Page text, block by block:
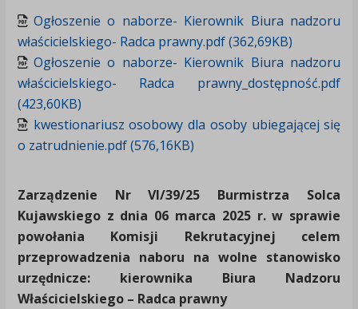
Ogłoszenie o naborze- Kierownik Biura nadzoru
właścicielskiego- Radca prawny.pdf (362,69KB)
Ogłoszenie o naborze- Kierownik Biura nadzoru
właścicielskiego- Radca prawny_dostępność.pdf
(423,60KB)
kwestionariusz osobowy dla osoby ubiegającej się
o zatrudnienie.pdf (576,16KB)
Zarządzenie Nr VI/39/25 Burmistrza Solca
Kujawskiego z dnia 06 marca 2025 r. w sprawie
powołania Komisji Rekrutacyjnej celem
przeprowadzenia naboru na wolne stanowisko
urzędnicze: kierownika Biura Nadzoru
Właścicielskiego – Radca prawny